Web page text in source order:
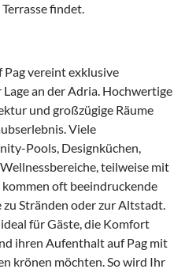
findet.
Pag vereint exklusive
an der Adria. Hochwertige
und großzügige Räume
Viele
Pools, Designküchen,
teilweise mit
oft beeindruckende
Stränden oder zur Altstadt.
für Gäste, die Komfort
ihren Aufenthalt auf Pag mit
krönen möchten. So wird Ihr